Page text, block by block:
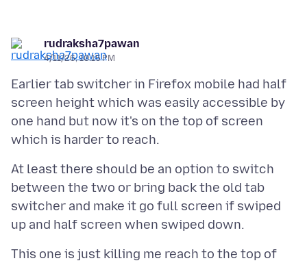
rudraksha7pawan
4/11/26, 10:15 PM
Earlier tab switcher in Firefox mobile had half
screen height which was easily accessible by
one hand but now it's on the top of screen
At least there should be an option to switch
between the two or bring back the old tab
switcher and make it go full screen if swiped
This one is just killing me reach to the top of